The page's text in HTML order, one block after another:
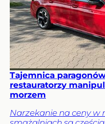
Tajemnica
restauratorzy
morzem
Narzekanie na ceny w